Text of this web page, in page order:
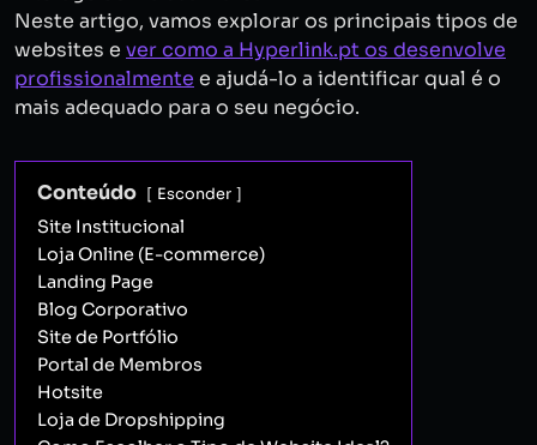
Neste artigo, vamos explorar os principais tipos de
websites e ver como a Hyperlink.pt os desenvolve
profissionalmente e ajudá-lo a identificar qual é o
mais adequado para o seu negócio.
Conteúdo Esconder
Site Institucional
Loja Online (E-commerce)
Landing Page
Blog Corporativo
Site de Portfólio
Portal de Membros
Hotsite
Loja de Dropshipping